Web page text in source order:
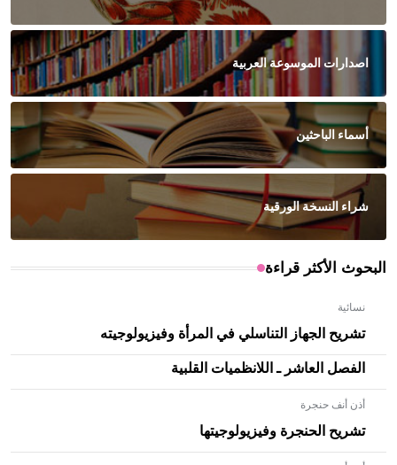
اصدارات الموسوعة العربية
أسماء الباحثين
شراء النسخة الورقية
البحوث الأكثر قراءة
نسائية
تشريح الجهاز التناسلي في المرأة وفيزيولوجيته
الفصل العاشر ـ اللانظميات القلبية
أذن أنف حنجرة
تشريح الحنجرة وفيزيولوجيتها